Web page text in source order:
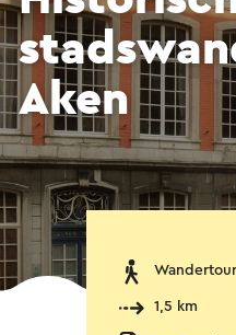
Aken
Wandertour
1,5 km